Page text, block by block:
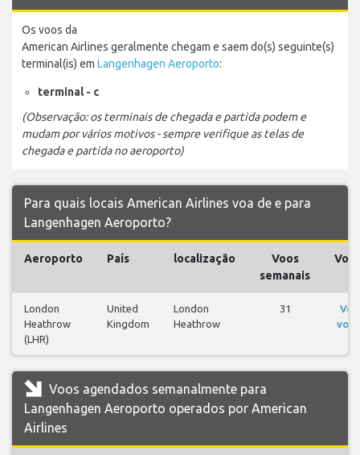
Os voos da
American Airlines geralmente chegam e saem do(s) seguinte(s)
terminal(is) em Langenhagen Aeroporto:
terminal - c
(Observação: os terminais de chegada e partida podem e
mudam por vários motivos - sempre verifique as telas de
chegada e partida no aeroporto)
Para quais locais American Airlines voa de e para
Langenhagen Aeroporto?
Aeroporto País localização
Voos
semanais
London
Heathrow
(LHR)
United
Kingdom
London
Heathrow
31
Ver
voos
Voos agendados semanalmente para
Langenhagen Aeroporto operados por American
Airlines